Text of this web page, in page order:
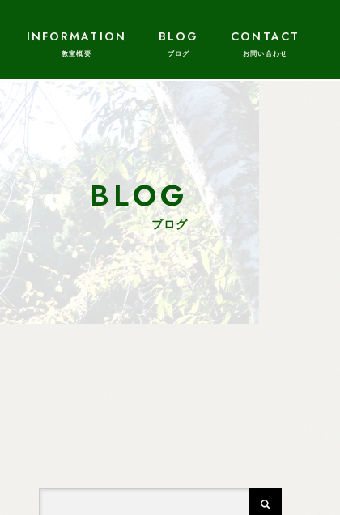
INFORMATION BLOG CONTACT
BLOG
ブログ